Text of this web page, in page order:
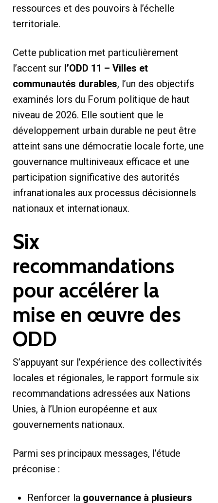
ressources et des pouvoirs à l’échelle
territoriale.
Cette publication met particulièrement
l’accent sur l’ODD 11 – Villes et
communautés durables, l’un des objectifs
examinés lors du Forum politique de haut
niveau de 2026. Elle soutient que le
développement urbain durable ne peut être
atteint sans une démocratie locale forte, une
gouvernance multiniveaux efficace et une
participation significative des autorités
infranationales aux processus décisionnels
nationaux et internationaux.
Six
recommandations
pour accélérer la
mise en œuvre des
ODD
S’appuyant sur l’expérience des collectivités
locales et régionales, le rapport formule six
recommandations adressées aux Nations
Unies, à l’Union européenne et aux
gouvernements nationaux.
Parmi ses principaux messages, l’étude
préconise :
Renforcer la gouvernance à plusieurs